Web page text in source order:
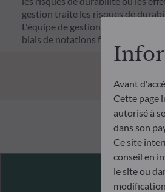
gestion traite les risques de
L'équipe de gestion suit un
biais de notations fournies par le
Avant
Cette page
autorisé à
dans son
Ce site
conseil en
le site ou